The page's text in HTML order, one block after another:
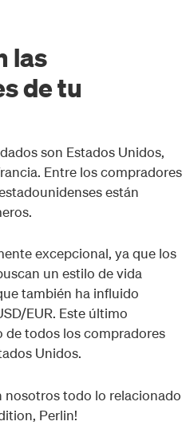
las
de tu
son Estados Unidos,
Entre los compradores
están
excepcional, ya que los
un estilo de vida
también ha influido
EUR. Este último
de todos los compradores
Unidos.
nosotros todo lo relacionado
Perlin!